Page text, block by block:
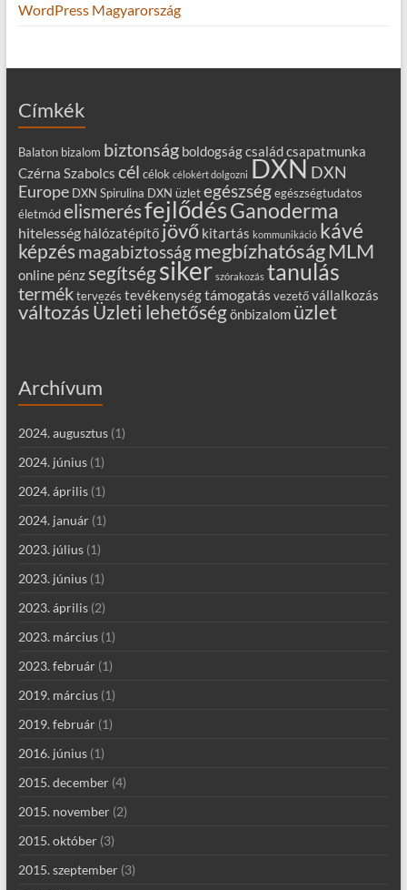
WordPress Magyarország
Címkék
Balaton bizalom biztonság boldogságcsaládcsapatmunka
Czérna Szabolcs cél célok célokért dolgozni DXNDXN
Europe DXN Spirulina DXN üzlet egészség egészségtudatos
életmód elismerésfejlődésGanoderma
hitelesség hálózatépítő jövő kitartás kommunikáció kávé
képzésmagabiztosságmegbízhatóság MLM
online pénz segítségsiker szórakozás tanulás
termék tervezés tevékenységtámogatás vezető vállalkozás
változás Üzleti lehetőségönbizalom üzlet
Archívum
2024. augusztus(1)
2024. június(1)
2024. április(1)
2024. január(1)
2023. július(1)
2023. június(1)
2023. április(2)
2023. március(1)
2023. február(1)
2019. március(1)
2019. február(1)
2016. június(1)
2015. december(4)
2015. november(2)
2015. október(3)
2015. szeptember(3)